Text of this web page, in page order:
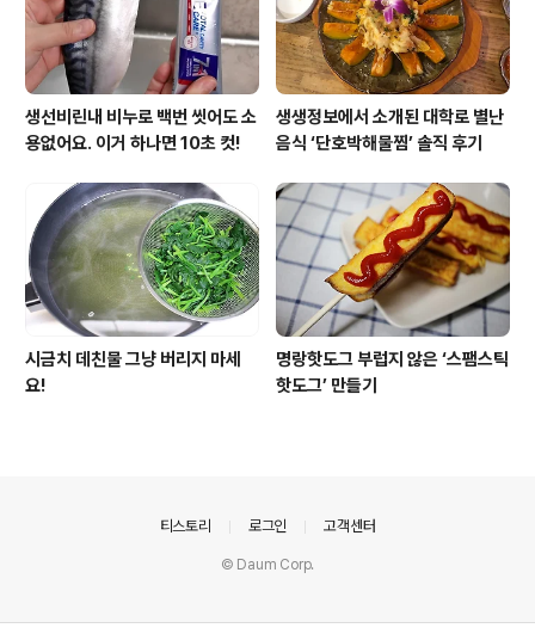
생선비린내 비누로 백번 씻어도 소
용없어요. 이거 하나면 10초 컷!
생생정보에서 소개된 대학로 별난
음식 ‘단호박해물찜’ 솔직 후기
시금치 데친물 그냥 버리지 마세
요!
명랑핫도그 부럽지 않은 ‘스팸스틱
핫도그’ 만들기
티스토리 로그인 고객센터
© Daum Corp.